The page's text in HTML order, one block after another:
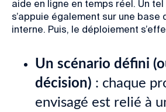
aide en ligne en temps réel. Un
s’appuie également sur une base
interne. Puis, le déploiement
Un scénario défini
décision) : chaque
envisagé est relié à